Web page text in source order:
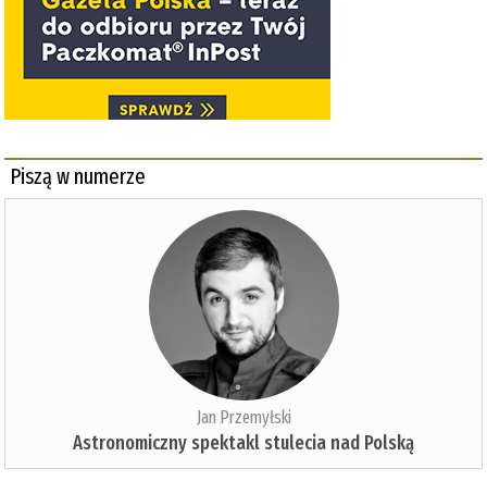
Piszą w numerze
Jan Przemyłski
Astronomiczny spektakl stulecia nad Polską